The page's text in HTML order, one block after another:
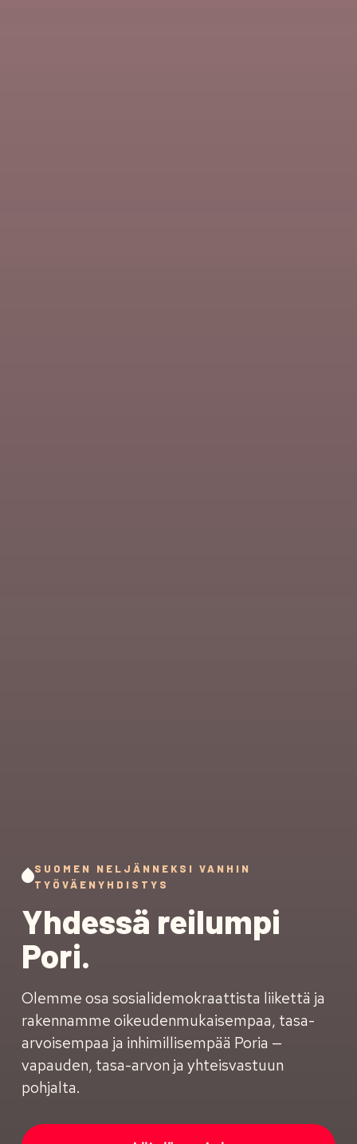
SUOMEN NELJÄNNEKSI VANHIN
TYÖVÄENYHDISTYS
Yhdessä reilumpi
Pori.
Olemme osa sosialidemokraattista liikettä ja
rakennamme oikeudenmukaisempaa, tasa-
arvoisempaa ja inhimillisempää Poria —
vapauden, tasa-arvon ja yhteisvastuun
pohjalta.